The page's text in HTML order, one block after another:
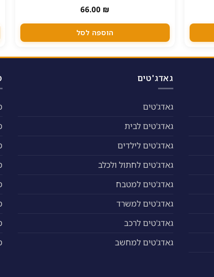
66.00 ₪
הוספה לסל
גאדג'טים
גאדג'טים
גאדג'טים לבית
גאדג'טים לילדים
גאדג'טים לחתול ולכלב
גאדג'טים למטבח
גאדג'טים למשרד
גאדג'טים לרכב
גאדג'טים למחשב